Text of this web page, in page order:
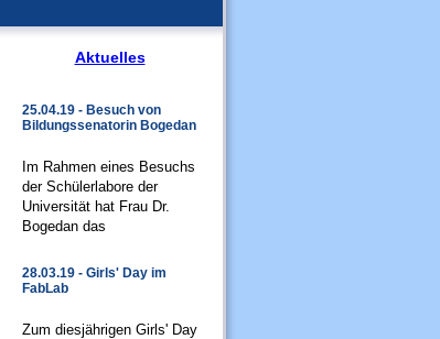
Aktuelles
25.04.19 - Besuch von
Bildungssenatorin Bogedan
Im Rahmen eines Besuchs
der Schülerlabore der
Universität hat Frau Dr.
Bogedan das
28.03.19 - Girls' Day im
FabLab
Zum diesjährigen Girls' Day